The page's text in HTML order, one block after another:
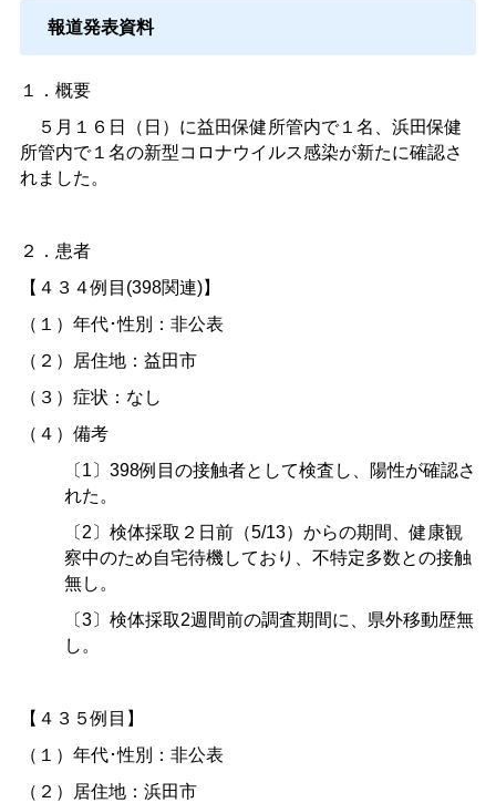
報道発表資料
１．概要
５月１６日（日）に益田保健所管内で１名、浜田保健
所管内で１名の新型コロナウイルス感染が新たに確認さ
れました。
２．患者
【４３４例目 (398関連)】
（１）年代･性別：非公表
（２）居住地：益田市
（３）症状：なし
（４）備考
〔 1 〕 398例目の接触者として検査し、陽性が確認さ
れた。
〔 2 〕検体採取２日前（5/13）からの期間、健康観
察中のため自宅待機しており、不特定多数との接触
無し。
〔3〕検体採取2週間前の調査期間に、県外移動歴無
し。
【４３５例目】
（１）年代･性別：非公表
（２）居住地：浜田市